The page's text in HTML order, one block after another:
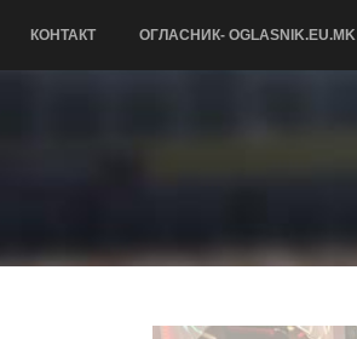
КОНТАКТ ОГЛАСНИК- OGLASNIK.EU.MK